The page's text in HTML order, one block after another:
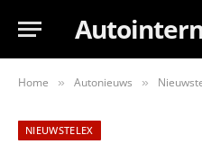
Home » Autonieuws »
NIEUWSTELEX